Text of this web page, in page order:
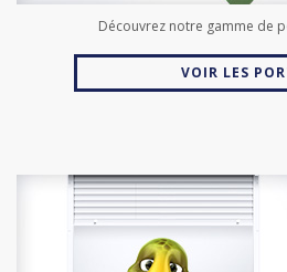
Découvrez notre gamme de
VOIR LES